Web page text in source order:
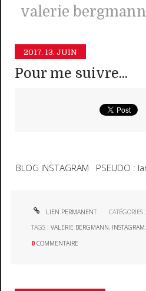
valerie bergmann
2017. 13. JUIN
Pour me suivre...
BLOG INSTAGRAM PSEUDO
LIEN PERMANENT CATÉGORIES :
TAGS :VALERIE BERGMANN, INSTAGRAM
0 COMMENTAIRE